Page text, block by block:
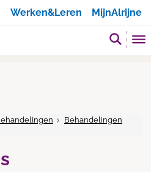
Werken&Leren MijnAlrijne
Behandelingen